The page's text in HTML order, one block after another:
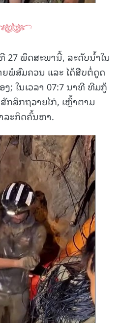
27 ພຶດສະພານີ້, ລະດັບນໍ້າໃນ
ພໍສົມຄວນ ແລະ ໄດ້ສືບຕໍ່ດູດ
; ໃນເວລາ 07:7 ນາທີ ທີມກູ້
ກສິກຖວາຍໄກ່, ເຫຼົ້າຕາມ
ລະກິດຄົ້ນຫາ.